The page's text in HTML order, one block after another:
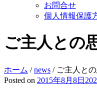
お問合せ
個人情報保護
ご主人との
ホーム /news / ご主人と
Posted on 2015年8月8日